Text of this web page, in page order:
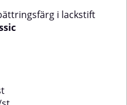
i lackstift